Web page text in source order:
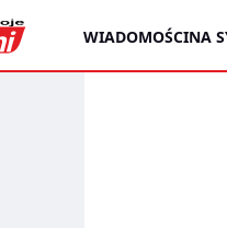
WIADOMOŚCINA